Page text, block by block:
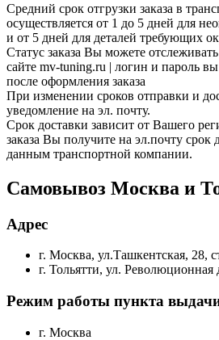
Средний срок отгрузки заказа в
осуществляется от 1 до 5 дней для
и от 5 дней для деталей требующих
Статус заказа Вы можете
сайте mv-tuning.ru | логин и пароль
после оформления заказа
При изменении сроков отправки и
уведомление на эл. почту.
Срок доставки зависит от Вашего
заказа Вы получите на эл.почту срок
данным транспортной компании.
Самовывоз Москва и
Адрес
г. Москва, ул.Ташкентская, 28,
г. Тольятти, ул. Революционная
Режим работы пункта
г. Москва